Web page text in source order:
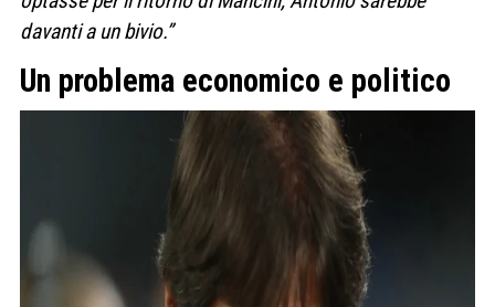
davanti a un bivio.”
Un problema economico e politico